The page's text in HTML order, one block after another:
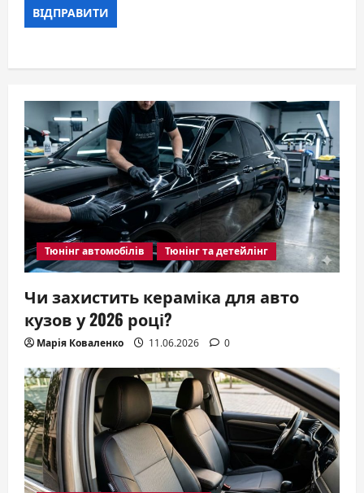
Тюнінг автомобілів Тюнінг та детейлінг
Чи захистить кераміка для авто
кузов у 2026 році?
Марія Коваленко 11.06.2026 0